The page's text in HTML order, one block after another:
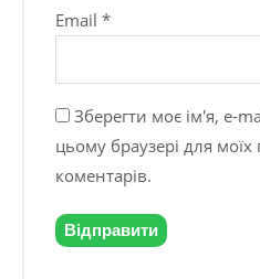
Email *
Зберегти моє ім'я, e-
цьому браузері для
коментарів.